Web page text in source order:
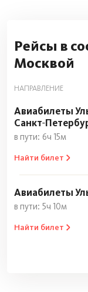
Рейсы в
Москвой
НАПРАВЛЕНИЕ
Авиабилеты
6ч 15м
Найти билет
Авиабилеты
5ч 10м
Найти билет